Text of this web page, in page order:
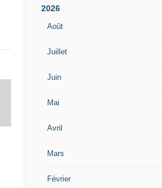
2026
Août
Juillet
Juin
Mai
Avril
Mars
Février